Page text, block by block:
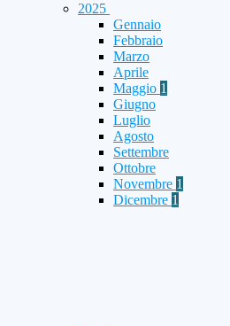
2025
Gennaio
Febbraio
Marzo
Aprile
Maggio 1
Giugno
Luglio
Agosto
Settembre
Ottobre
Novembre 1
Dicembre 1